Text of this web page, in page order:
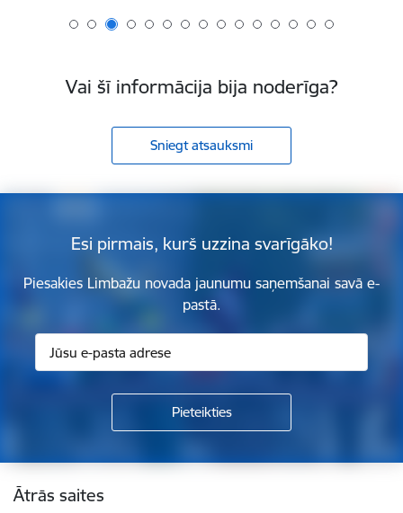
Vai šī informācija bija noderīga?
Sniegt atsauksmi
Esi pirmais, kurš uzzina svarīgāko!
Piesakies Limbažu novada jaunumu saņemšanai savā e-
pastā.
Kājene
Ātrās saites